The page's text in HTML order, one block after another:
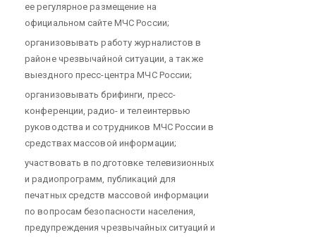
ее регулярное размещение на
официальном сайте МЧС России;
организовывать работу журналистов в
районе чрезвычайной ситуации, а также
выездного пресс-центра МЧС России;
организовывать брифинги, пресс-
конференции, радио- и телеинтервью
руководства и сотрудников МЧС России в
средствах массовой информации;
участвовать в подготовке телевизионных
и радиопрограмм, публикаций для
печатных средств массовой информации
по вопросам безопасности населения,
предупреждения чрезвычайных ситуаций и